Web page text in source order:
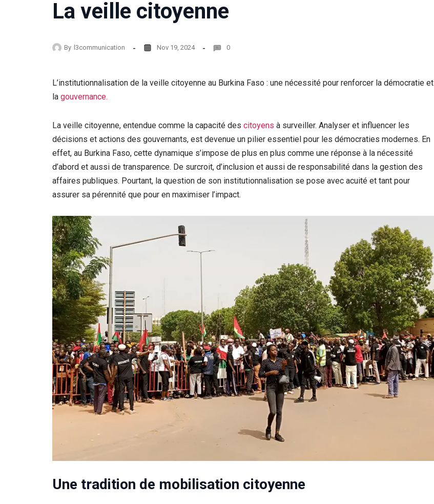
La veille citoyenne
By l3communication Nov 19, 2024 0
L’institutionnalisation de la veille citoyenne au Burkina Faso : une nécessité pour renforcer la démocratie et
la gouvernance.
La veille citoyenne, entendue comme la capacité des citoyens à surveiller. Analyser et influencer les
décisions et actions des gouvernants, est devenue un pilier essentiel pour les démocraties modernes. En
effet, au Burkina Faso, cette dynamique s’impose de plus en plus comme une réponse à la nécessité
d’abord et aussi de transparence. De surcroit, d’inclusion et aussi de responsabilité dans la gestion des
affaires publiques. Pourtant, la question de son institutionnalisation se pose avec acuité et tant pour
assurer sa pérennité que pour en maximiser l’impact.
Une tradition de mobilisation citoyenne